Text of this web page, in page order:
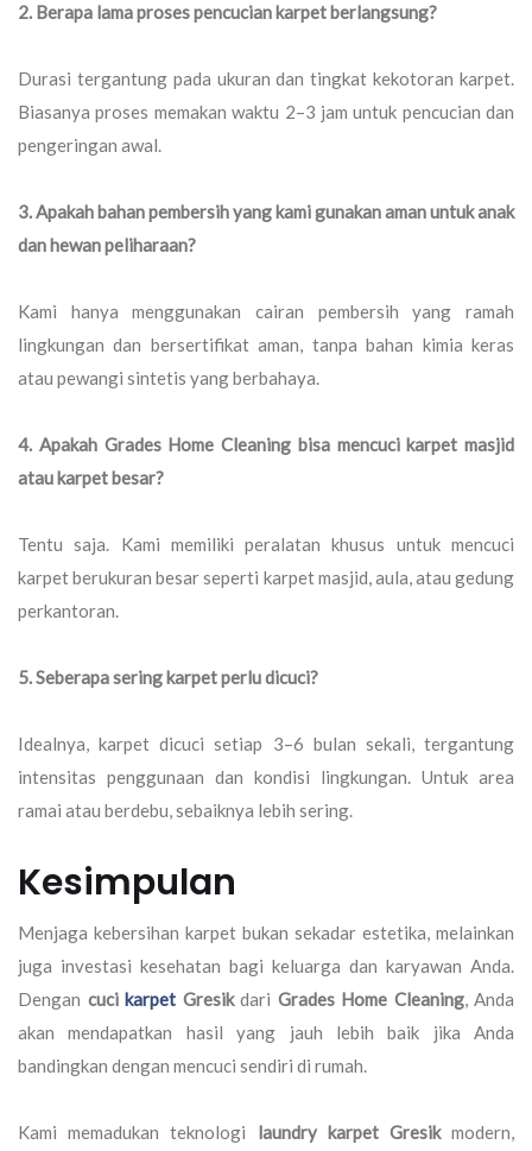
2. Berapa lama proses pencucian karpet berlangsung?
Durasi tergantung pada ukuran dan tingkat kekotoran karpet.
Biasanya proses memakan waktu 2–3 jam untuk pencucian dan
pengeringan awal.
3. Apakah bahan pembersih yang kami gunakan aman untuk anak
dan hewan peliharaan?
Kami hanya menggunakan cairan pembersih yang ramah
lingkungan dan bersertifikat aman, tanpa bahan kimia keras
atau pewangi sintetis yang berbahaya.
4. Apakah Grades Home Cleaning bisa mencuci karpet masjid
atau karpet besar?
Tentu saja. Kami memiliki peralatan khusus untuk mencuci
karpet berukuran besar seperti karpet masjid, aula, atau gedung
perkantoran.
5. Seberapa sering karpet perlu dicuci?
Idealnya, karpet dicuci setiap 3–6 bulan sekali, tergantung
intensitas penggunaan dan kondisi lingkungan. Untuk area
ramai atau berdebu, sebaiknya lebih sering.
Kesimpulan
Menjaga kebersihan karpet bukan sekadar estetika, melainkan
juga investasi kesehatan bagi keluarga dan karyawan Anda.
Dengan cuci karpet Gresikdari Grades Home Cleaning, Anda
akan mendapatkan hasil yang jauh lebih baik jika Anda
bandingkan dengan mencuci sendiri di rumah.
Kami memadukan teknologi laundry karpet Gresikmodern,